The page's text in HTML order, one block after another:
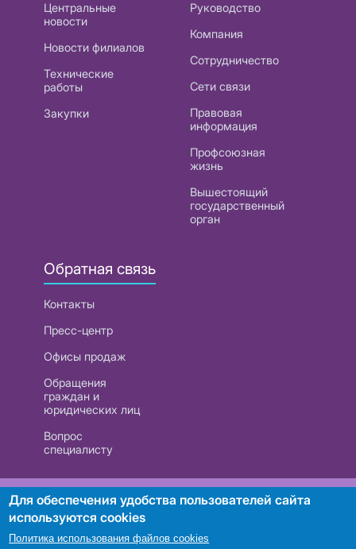
Центральные
новости
Новости филиалов
Технические
работы
Закупки
Руководство
Компания
Сотрудничество
Сети связи
Правовая
информация
Профсоюзная
жизнь
Вышестоящий
государственный
орган
Обратная связь
Контакты
Пресс-центр
Офисы продаж
Обращения
граждан и
юридических лиц
Вопрос
специалисту
РУП «Белтелеком». УНП 101007741
Для обеспечения удобства пользователей сайта
используются cookies
Политика использования файлов cookies